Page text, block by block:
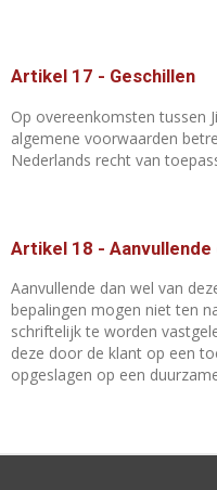
Artikel 17 - Geschillen
Op overeenkomsten tussen
algemene voorwaarden
Nederlands recht van
Artikel 18 -
Aanvullende dan wel van
bepalingen mogen niet ten
schriftelijk te worden
deze door de klant op een
opgeslagen op een